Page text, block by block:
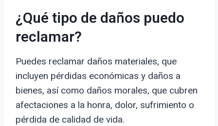
¿Qué tipo de daños puedo
reclamar?
Puedes reclamar daños materiales, que
incluyen pérdidas económicas y daños a
bienes, así como daños morales, que cubren
afectaciones a la honra, dolor, sufrimiento o
pérdida de calidad de vida.